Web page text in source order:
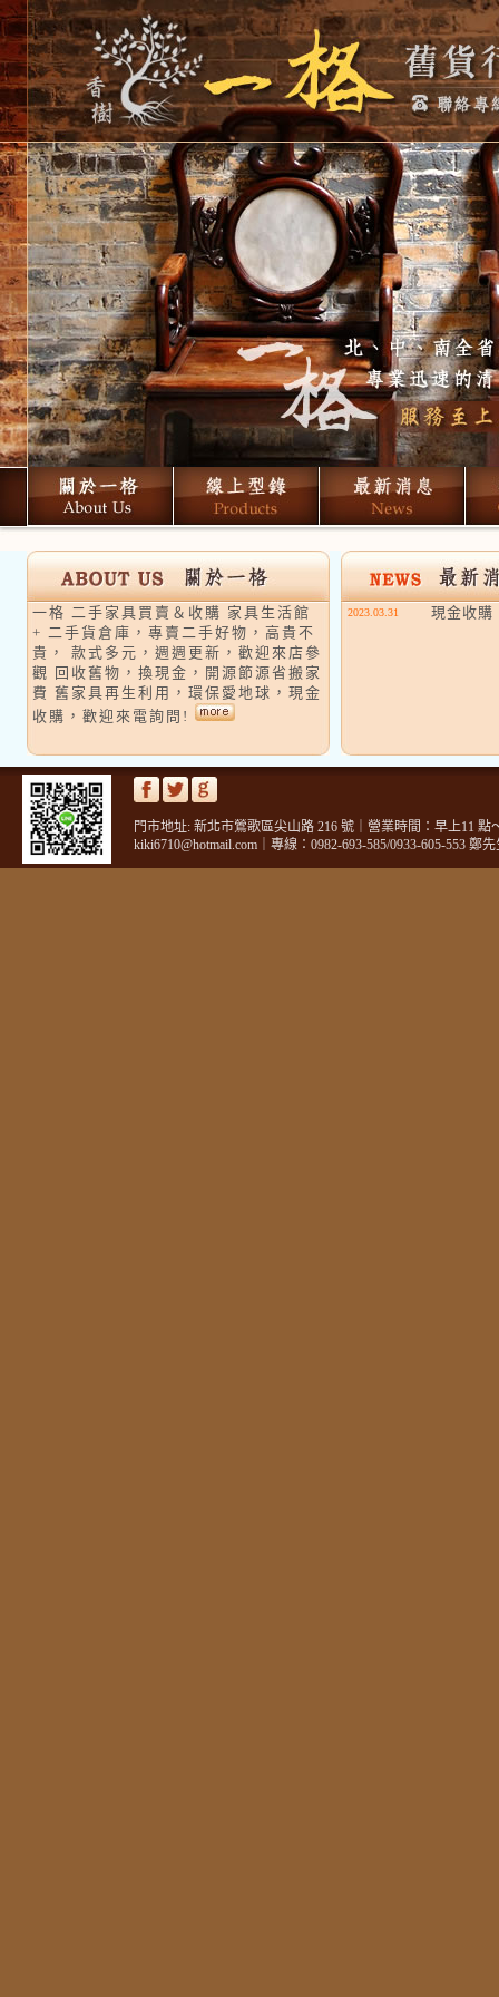
一格 二手家具買賣＆收購 家具生活館
+ 二手貨倉庫，專賣二手好物，高貴不
貴， 款式多元，週週更新，歡迎來店參
觀 回收舊物，換現金，開源節源省搬家
費 舊家具再生利用，環保愛地球，現金
收購，歡迎來電詢問!
2023.03.31 現金收購
門市地址: 新北市鶯歌區尖山路 216 號｜營業時間：早上11 點
kiki6710@hotmail.com｜專線：0982-693-585/0933-605-553 鄭